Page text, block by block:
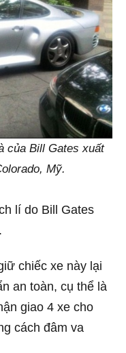
của Bill Gates xuất
Mỹ.
lí do Bill Gates
chiếc xe này lại
an toàn, cụ thể là
giao 4 xe cho
cách đâm va